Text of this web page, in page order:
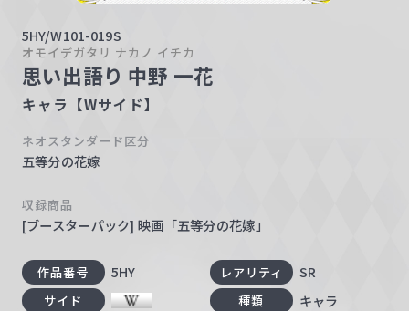
5HY/W101-019S
オモイデガタリ ナカノ イチカ
思い出語り 中野 一花
キャラ【Wサイド】
ネオスタンダード区分
五等分の花嫁
収録商品
[ブースターパック] 映画「五等分の花嫁」
作品番号 5HY レアリティ SR
サイド 種類 キャラ